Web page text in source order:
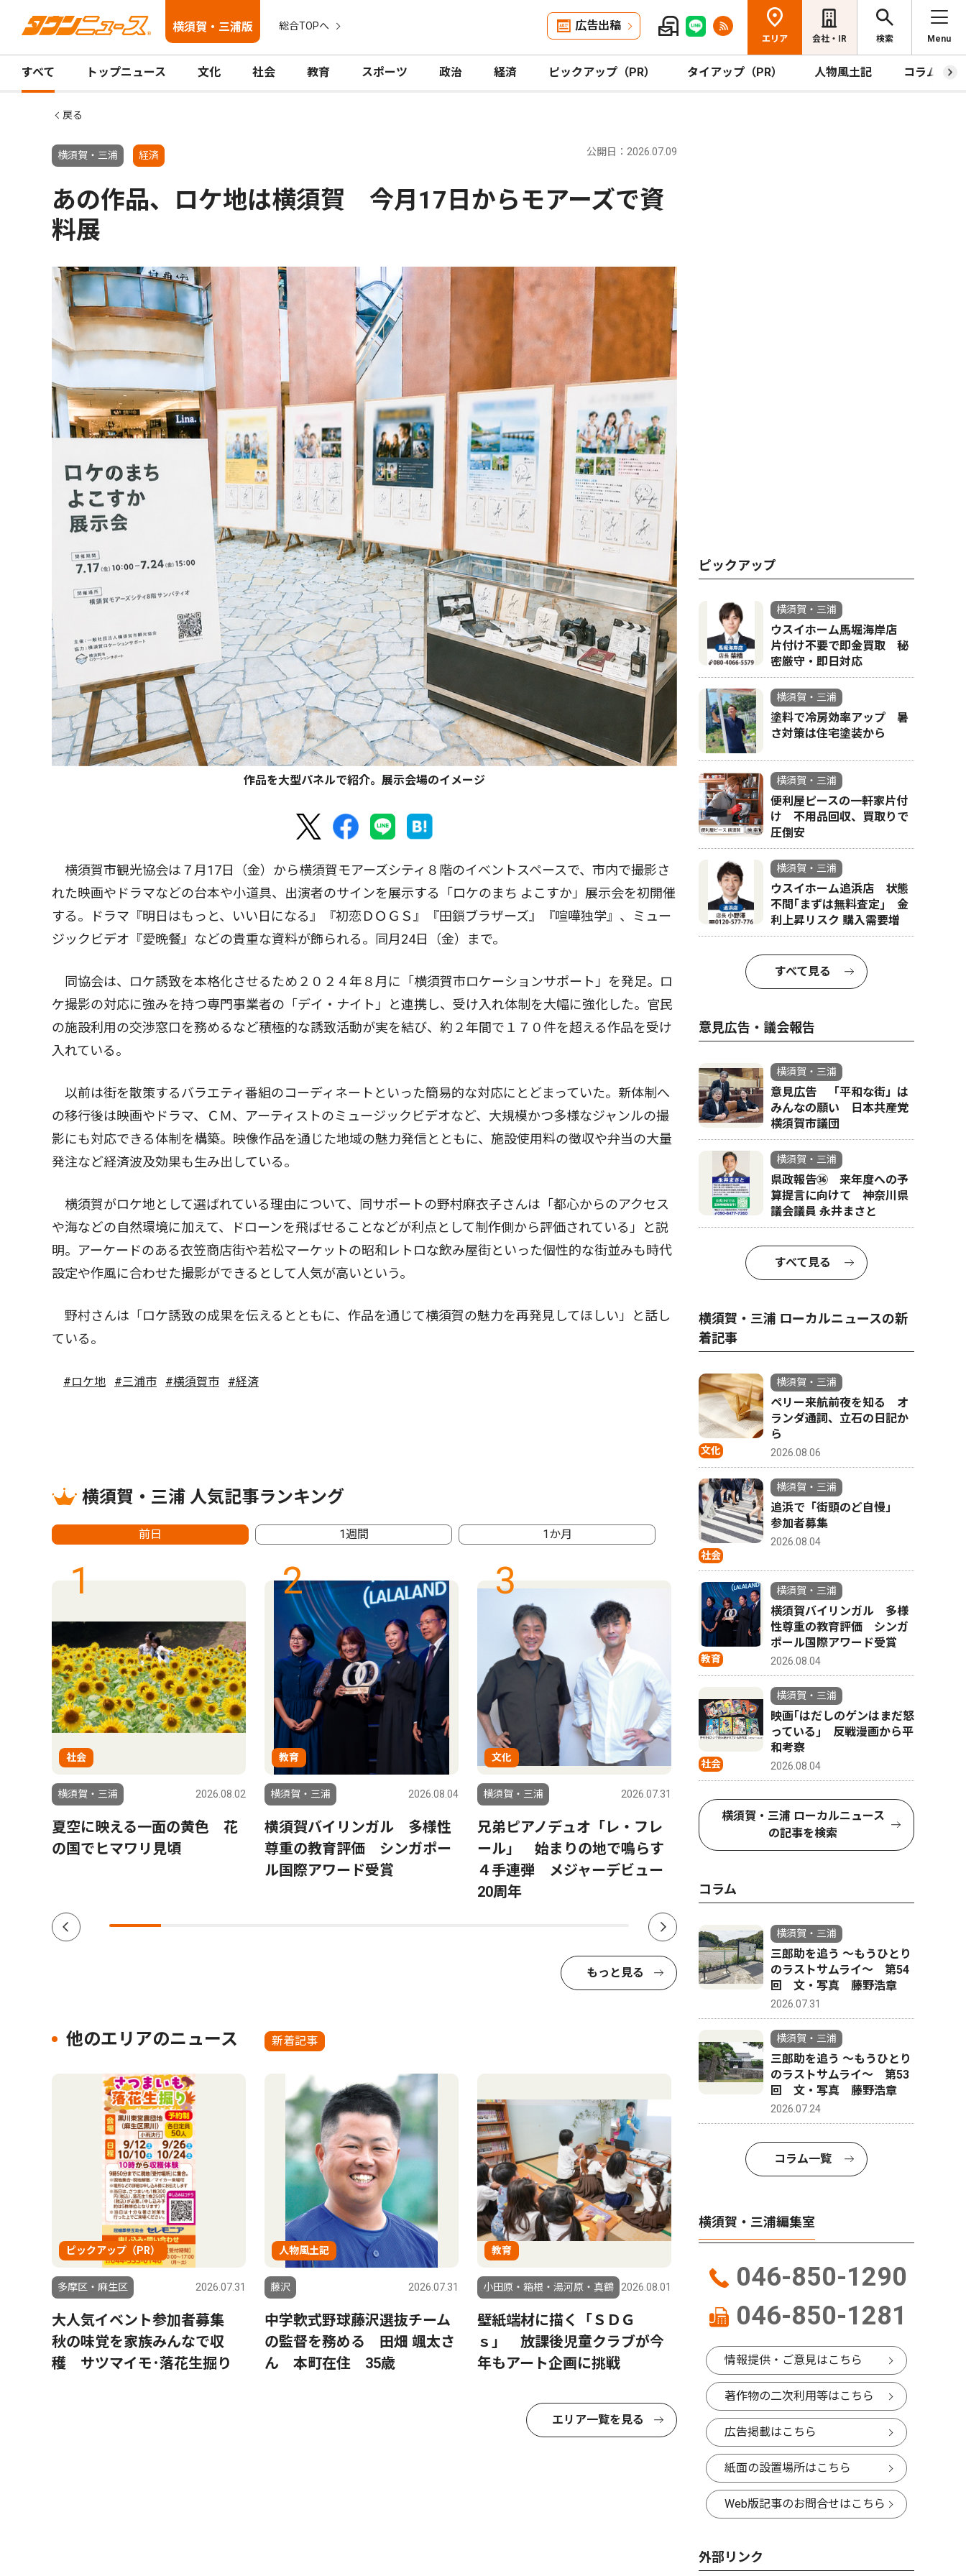
横須賀・三浦版 総合TOPへ 広告出稿
エリア 会社・IR 検索 Menu
すべて トップニュース 文化 社会 教育 スポーツ 政治 経済 ピックアップ（PR） タイアップ（PR） 人物風土記 コラム
戻る
横須賀・三浦 経済 公開日：2026.07.09
あの作品、ロケ地は横須賀 今月17日からモアーズで資
料展
作品を大型パネルで紹介。展示会場のイメージ
横須賀市観光協会は７月17日（金）から横須賀モアーズシティ８階のイベントスペースで、市内で撮影さ
れた映画やドラマなどの台本や小道具、出演者のサインを展示する「ロケのまち よこすか」展示会を初開催
する。ドラマ『明日はもっと、いい日になる』『初恋ＤＯＧＳ』『田鎖ブラザーズ』『喧嘩独学』、ミュー
ジックビデオ『愛晩餐』などの貴重な資料が飾られる。同月24日（金）まで。
同協会は、ロケ誘致を本格化させるため２０２４年８月に「横須賀市ロケーションサポート」を発足。ロ
ケ撮影の対応に強みを持つ専門事業者の「デイ・ナイト」と連携し、受け入れ体制を大幅に強化した。官民
の施設利用の交渉窓口を務めるなど積極的な誘致活動が実を結び、約２年間で１７０件を超える作品を受け
入れている。
以前は街を散策するバラエティ番組のコーディネートといった簡易的な対応にとどまっていた。新体制へ
の移行後は映画やドラマ、ＣＭ、アーティストのミュージックビデオなど、大規模かつ多様なジャンルの撮
影にも対応できる体制を構築。映像作品を通じた地域の魅力発信とともに、施設使用料の徴収や弁当の大量
発注など経済波及効果も生み出している。
横須賀がロケ地として選ばれている理由について、同サポートの野村麻衣子さんは「都心からのアクセス
や海などの自然環境に加えて、ドローンを飛ばせることなどが利点として制作側から評価されている」と説
明。アーケードのある衣笠商店街や若松マーケットの昭和レトロな飲み屋街といった個性的な街並みも時代
設定や作風に合わせた撮影ができるとして人気が高いという。
野村さんは「ロケ誘致の成果を伝えるとともに、作品を通じて横須賀の魅力を再発見してほしい」と話し
ている。
#ロケ地 #三浦市 #横須賀市 #経済
横須賀・三浦 人気記事ランキング
前日 1週間 1か月
1
社会
横須賀・三浦 2026.08.02
夏空に映える一面の黄色 花
の国でヒマワリ見頃
2
教育
横須賀・三浦 2026.08.04
横須賀バイリンガル 多様性
尊重の教育評価 シンガポー
ル国際アワード受賞
3
文化
横須賀・三浦 2026.07.31
兄弟ピアノデュオ「レ・フレ
ール」 始まりの地で鳴らす
４手連弾 メジャーデビュー
20周年
4
経済
久里浜神明町 大型商業施設 出
店者を公表 コーナンとマミー
笠商店街
もっと見る
他のエリアのニュース 新着記事
ピックアップ（PR）
多摩区・麻生区 2026.07.31
大人気イベント参加者募集
秋の味覚を家族みんなで収
穫 サツマイモ･落花生掘り
人物風土記
藤沢 2026.07.31
中学軟式野球藤沢選抜チーム
の監督を務める 田畑 颯太さ
ん 本町在住 35歳
教育
小田原・箱根・湯河原・真鶴 2026.08.01
壁紙端材に描く「ＳＤＧ
ｓ」 放課後児童クラブが今
年もアート企画に挑戦
エリア一覧を見る
ピックアップ
横須賀・三浦
ウスイホーム馬堀海岸店
片付け不要で即金買取 秘
密厳守・即日対応
横須賀・三浦
塗料で冷房効率アップ 暑
さ対策は住宅塗装から
横須賀・三浦
便利屋ピースの一軒家片付
け 不用品回収、買取りで
圧倒安
横須賀・三浦
ウスイホーム追浜店 状態
不問｢まずは無料査定｣ 金
利上昇リスク 購入需要増
すべて見る
意見広告・議会報告
横須賀・三浦
意見広告 「平和な街」は
みんなの願い 日本共産党
横須賀市議団
横須賀・三浦
県政報告㊱ 来年度への予
算提言に向けて 神奈川県
議会議員 永井まさと
すべて見る
横須賀・三浦 ローカルニュースの新
着記事
文化
横須賀・三浦
ペリー来航前夜を知る オ
ランダ通詞、立石の日記か
ら
2026.08.06
社会
横須賀・三浦
追浜で「街頭のど自慢」
参加者募集
2026.08.04
教育
横須賀・三浦
横須賀バイリンガル 多様
性尊重の教育評価 シンガ
ポール国際アワード受賞
2026.08.04
社会
横須賀・三浦
映画｢はだしのゲンはまだ怒
っている｣ 反戦漫画から平
和考察
2026.08.04
横須賀・三浦 ローカルニュース
の記事を検索
コラム
横須賀・三浦
三郎助を追う 〜もうひとり
のラストサムライ〜 第54
回 文・写真 藤野浩章
2026.07.31
横須賀・三浦
三郎助を追う 〜もうひとり
のラストサムライ〜 第53
回 文・写真 藤野浩章
2026.07.24
コラム一覧
横須賀・三浦編集室
046-850-1290
046-850-1281
情報提供・ご意見はこちら
著作物の二次利用等はこちら
広告掲載はこちら
紙面の設置場所はこちら
Web版記事のお問合せはこちら
外部リンク